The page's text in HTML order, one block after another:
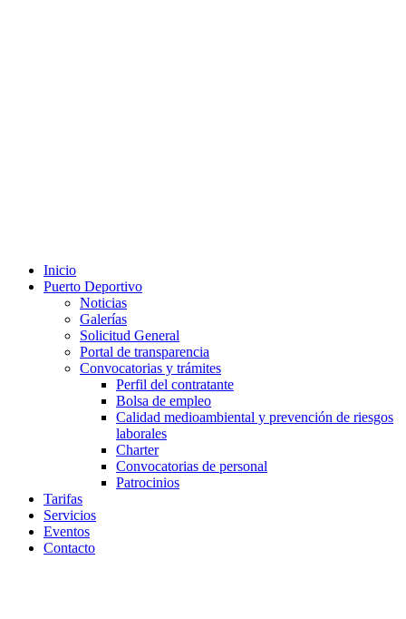
Inicio
Puerto Deportivo
Noticias
Galerías
Solicitud General
Portal de transparencia
Convocatorias y trámites
Perfil del contratante
Bolsa de empleo
Calidad medioambiental y prevención de riesgos
laborales
Charter
Convocatorias de personal
Patrocinios
Tarifas
Servicios
Eventos
Contacto